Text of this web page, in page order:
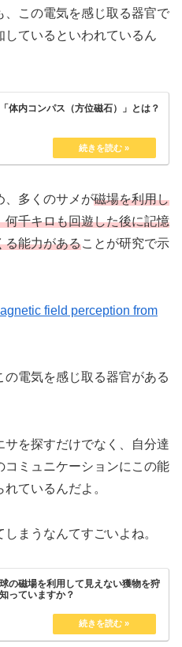
この電気を感じ取る器官で
しているといわれているん
体内コンパス（方位磁石）」とは？
、多くのサメが磁場を利用し
千キロも回遊した後に記憶
る能力があることが研究で示
field perception from
の電気を感じ取る器官がある
サを探すだけでなく、自分達
コミュニケーションにこの能
ているんだよ。
まうなんてすごいよね。
の磁場を利用して見えない獲物を狩
っていますか？